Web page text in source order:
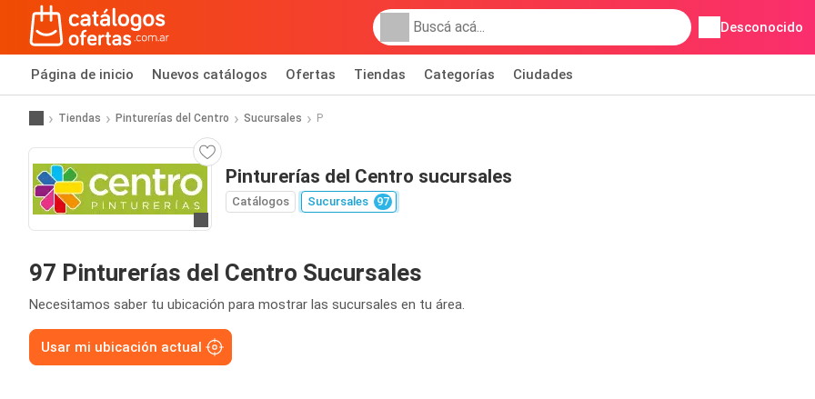
Desconocido
Página de inicio Nuevos catálogos Ofertas Tiendas Categorías Ciudades
Tiendas Pinturerías del Centro Sucursales P
Pinturerías del Centro sucursales
Catálogos Sucursales 97
97 Pinturerías del Centro Sucursales
Necesitamos saber tu ubicación para mostrar las sucursales en tu área.
Usar mi ubicación actual